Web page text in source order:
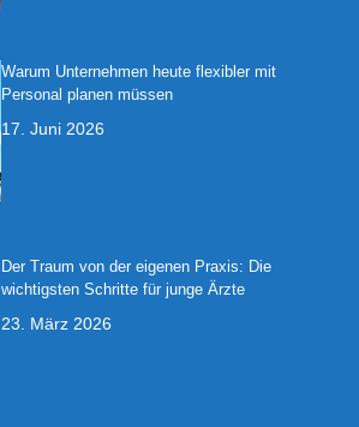
Warum Unternehmen heute flexibler mit
Personal planen müssen
17. Juni 2026
Der Traum von der eigenen Praxis: Die
wichtigsten Schritte für junge Ärzte
23. März 2026